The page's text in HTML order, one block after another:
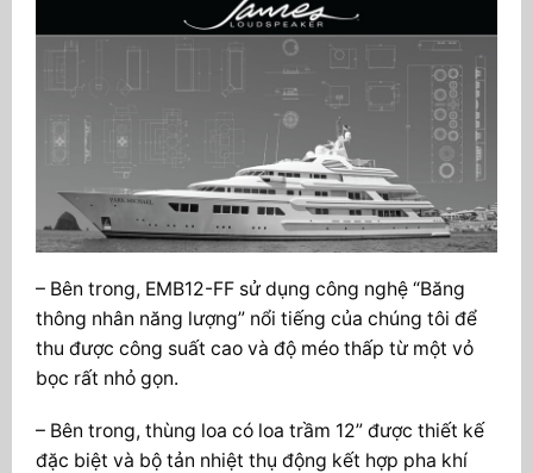
– Bên trong, EMB12-FF sử dụng công nghệ “Băng
thông nhân năng lượng” nổi tiếng của chúng tôi để
thu được công suất cao và độ méo thấp từ một vỏ
bọc rất nhỏ gọn.
– Bên trong, thùng loa có loa trầm 12” được thiết kế
đặc biệt và bộ tản nhiệt thụ động kết hợp pha khí